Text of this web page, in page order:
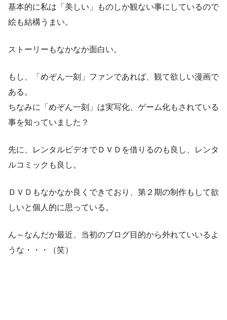
基本的に私は「美しい」ものしか観ない事にしているので
絵も結構うまい。
ストーリーもなかなか面白い。
もし、「めぞん一刻」ファンであれば、観て欲しい漫画で
ある。
ちなみに「めぞん一刻」は実写化、ゲーム化もされている
事を知っていました？
先に、レンタルビデオでＤＶＤを借りるのも良し、レンタ
ルコミックも良し。
ＤＶＤもなかなか良くできており、第２期の制作もして欲
しいと個人的に思っている。
ん～なんだか最近、当初のブログ目的から外れていいるよ
うな・・・（笑）